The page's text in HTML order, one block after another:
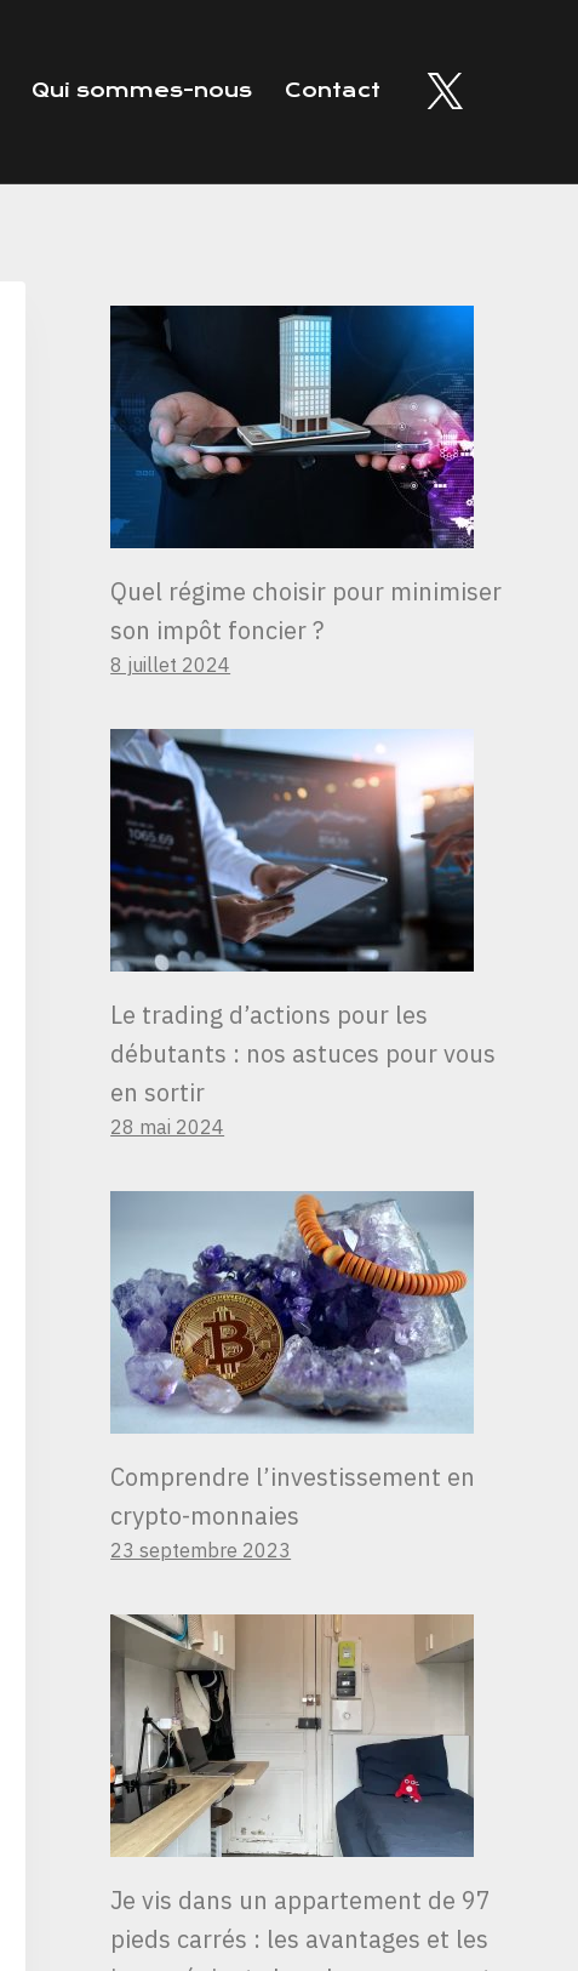
Qui sommes-nous Contact
Quel régime choisir pour minimiser
son impôt foncier ?
8 juillet 2024
Le trading d’actions pour les
débutants : nos astuces pour vous
en sortir
28 mai 2024
Comprendre l’investissement en
crypto-monnaies
23 septembre 2023
Je vis dans un appartement de 97
pieds carrés : les avantages et les